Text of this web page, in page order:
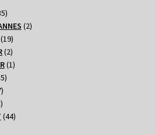
35
Produkte
22
1919
Produkte
22
Produkte
11
35
17
Produkte
3
Produkte
4444